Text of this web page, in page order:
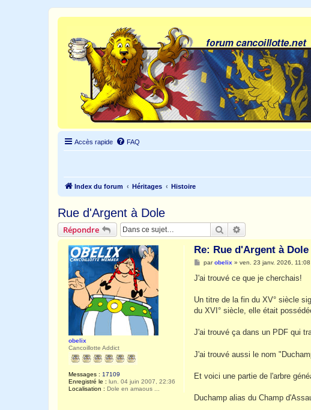
Accès rapide FAQ
Index du forum Héritages Histoire
Rue d'Argent à Dole
Répondre Rechercher
obelix
Cancoillotte Addict
Messages : 17109
Enregistré le : lun. 04 juin 2007, 22:36
Localisation : Dole en amaous ...
Re: Rue d'Argent à Dole
M
s
g
parobelix » ven. 23 janv. 2026, 11:08
J'ai trouvé ce que je cherchais!
Un titre de la fin du XV° siècle
du XVI° siècle, elle était
J'ai trouvé ça dans un PDF qui
J'ai trouvé aussi le nom
Et voici une partie de l'arbre
Duchamp alias du Champ